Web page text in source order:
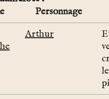
Personnage
Arthur